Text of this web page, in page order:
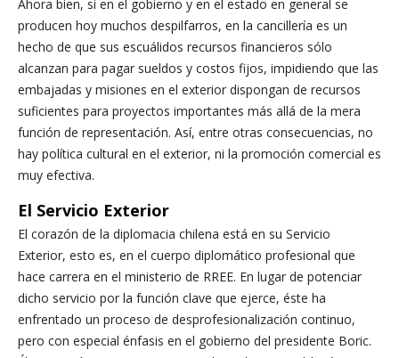
Ahora bien, si en el gobierno y en el estado en general se
producen hoy muchos despilfarros, en la cancillería es un
hecho de que sus escuálidos recursos financieros sólo
alcanzan para pagar sueldos y costos fijos, impidiendo que las
embajadas y misiones en el exterior dispongan de recursos
suficientes para proyectos importantes más allá de la mera
función de representación. Así, entre otras consecuencias, no
hay política cultural en el exterior, ni la promoción comercial es
muy efectiva.
El Servicio Exterior
El corazón de la diplomacia chilena está en su Servicio
Exterior, esto es, en el cuerpo diplomático profesional que
hace carrera en el ministerio de RREE. En lugar de potenciar
dicho servicio por la función clave que ejerce, éste ha
enfrentado un proceso de desprofesionalización continuo,
pero con especial énfasis en el gobierno del presidente Boric.